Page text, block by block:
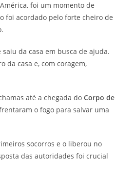
foi um momento de
foi acordado pelo forte cheiro de
da casa em busca de ajuda.
da casa e, com coragem,
até a chegada do Corpo de
o fogo para salvar uma
socorros e o liberou no
das autoridades foi crucial